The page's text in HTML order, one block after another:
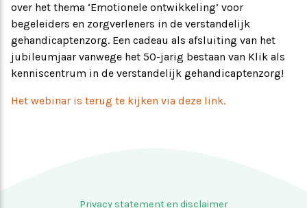
Toekomstvisie
EVB+ in beeld!
over het thema ‘Emotionele ontwikkeling’ voor
begeleiders en zorgverleners in de verstandelijk
gehandicaptenzorg. Een cadeau als afsluiting van het
jubileumjaar vanwege het 50-jarig bestaan van Klik als
kenniscentrum in de verstandelijk gehandicaptenzorg!
Het webinar is terug te kijken via deze link.
Privacy statement en disclaimer